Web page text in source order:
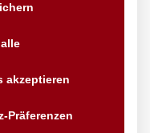
akzeptieren
Präferenzen